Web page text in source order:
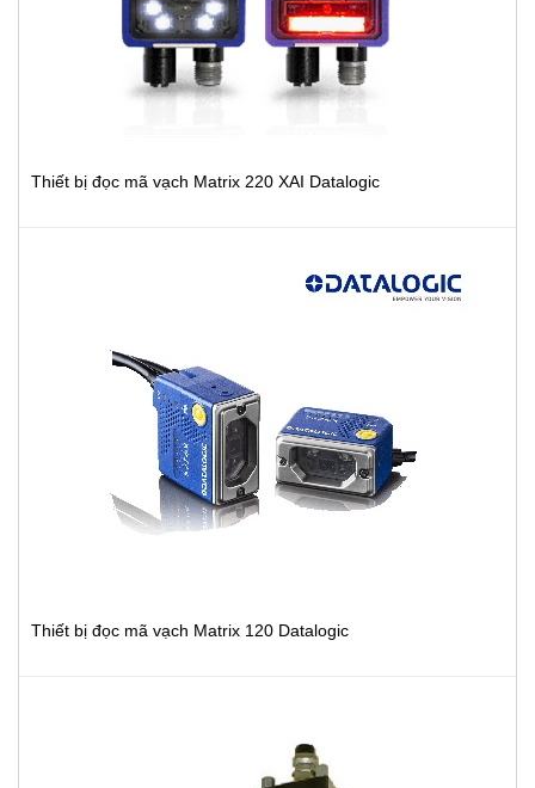
Thiết bị đọc mã vạch Matrix 220 XAI Datalogic
Thiết bị đọc mã vạch Matrix 120 Datalogic